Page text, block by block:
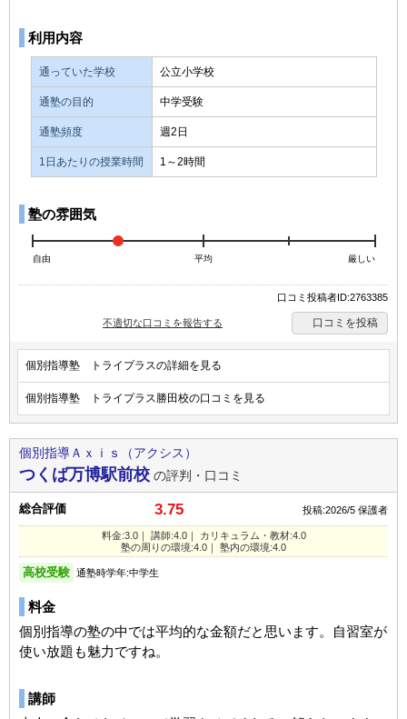
利用内容
通っていた学校 公立小学校
通塾の目的 中学受験
通塾頻度 週2日
1日あたりの授業時間 1～2時間
塾の雰囲気
自由 平均 厳しい
口コミ投稿者ID:2763385
不適切な口コミを報告する 口コミを投稿
個別指導塾 トライプラスの詳細を見る
個別指導塾 トライプラス勝田校の口コミを見る
個別指導Ａｘｉｓ（アクシス）
つくば万博駅前校 の評判・口コミ
総合評価 3.75 投稿:2026/5 保護者
料金:3.0｜ 講師:4.0｜ カリキュラム・教材:4.0
塾の周りの環境:4.0｜ 塾内の環境:4.0
高校受験 通塾時学年:中学生
料金
個別指導の塾の中では平均的な金額だと思います。自習室が
使い放題も魅力ですね。
講師